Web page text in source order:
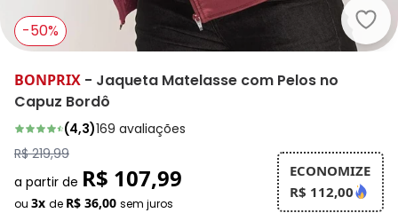
-50%
BONPRIX - Jaqueta Matelasse com Pelos no
Capuz Bordô
(4,3)169 avaliações
R$ 219,99
a partir de R$ 107,99
ou 3x de R$ 36,00 sem juros
ECONOMIZE
R$ 112,00